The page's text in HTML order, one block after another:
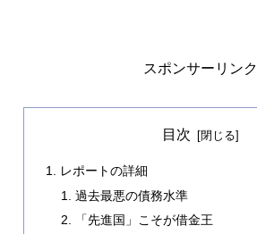
スポンサーリンク
目次
レポートの詳細
過去最悪の債務水準
「先進国」こそが借金王